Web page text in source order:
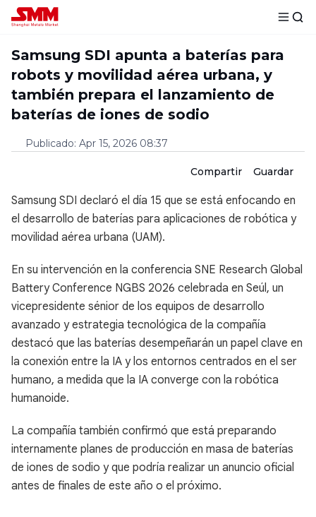
Samsung SDI apunta a baterías para
robots y movilidad aérea urbana, y
también prepara el lanzamiento de
baterías de iones de sodio
Publicado: Apr 15, 2026 08:37
Compartir Guardar
Samsung SDI declaró el día 15 que se está enfocando en
el desarrollo de baterías para aplicaciones de robótica y
movilidad aérea urbana (UAM).
En su intervención en la conferencia SNE Research Global
Battery Conference NGBS 2026 celebrada en Seúl, un
vicepresidente sénior de los equipos de desarrollo
avanzado y estrategia tecnológica de la compañía
destacó que las baterías desempeñarán un papel clave en
la conexión entre la IA y los entornos centrados en el ser
humano, a medida que la IA converge con la robótica
humanoide.
La compañía también confirmó que está preparando
internamente planes de producción en masa de baterías
de iones de sodio y que podría realizar un anuncio oficial
antes de finales de este año o el próximo.